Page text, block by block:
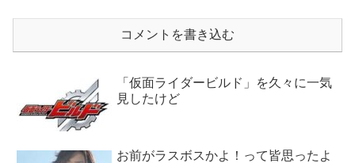
コメントを書き込む
「仮面ライダービルド」を久々に一気
見したけど
お前がラスボスかよ！って皆思ったよ